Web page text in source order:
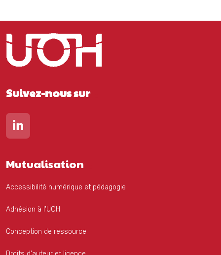
Suivez-nous sur
Lien vers notre page Linkedin
Mutualisation
Accessibilité numérique et pédagogie
Adhésion à l'UOH
Conception de ressource